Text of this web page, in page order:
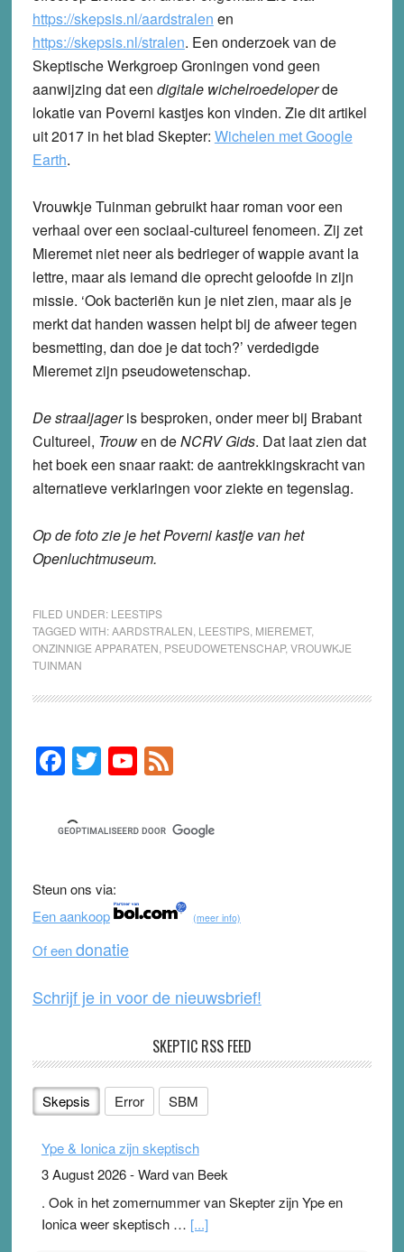
https://skepsis.nl/aardstralen en
https://skepsis.nl/stralen. Een onderzoek van de
Skeptische Werkgroep Groningen vond geen
aanwijzing dat een digitale wichelroedeloperde
lokatie van Poverni kastjes kon vinden. Zie dit artikel
uit 2017 in het blad Skepter: Wichelen met Google
Earth.
Vrouwkje Tuinman gebruikt haar roman voor een
verhaal over een sociaal-cultureel fenomeen. Zij zet
Mieremet niet neer als bedrieger of wappie avant la
lettre, maar als iemand die oprecht geloofde in zijn
missie. ‘Ook bacteriën kun je niet zien, maar als je
merkt dat handen wassen helpt bij de afweer tegen
besmetting, dan doe je dat toch?’ verdedigde
Mieremet zijn pseudowetenschap.
De straaljageris besproken, onder meer bij Brabant
Cultureel, Trouwen deNCRV Gids. Dat laat zien dat
het boek een snaar raakt: de aantrekkingskracht van
alternatieve verklaringen voor ziekte en tegenslag.
Op de foto zie je het Poverni kastje van het
Openluchtmuseum.
FILED UNDER: LEESTIPS
TAGGED WITH:AARDSTRALEN LEESTIPS, MIEREMET,
ONZINNIGE APPARATEN PSEUDOWETENSCHAP, VROUWKJE
TUINMAN
Primary
Sidebar
F
a
c
e
b
o
o
k
T
wi
tt
er
Y
o
u
T
b
e
F
e
d
Steun ons via:
Een aankoop
(meer info)
Of eendonatie
Schrijf je in voor de nieuwsbrief!
SKEPTIC RSS FEED
Skepsis Error SBM
Ype & Ionica zijn skeptisch
3 August 2026-Ward van Beek
. Ook in het zomernummer van Skepter zijn Ype en
Ionica weer skeptisch … [...]